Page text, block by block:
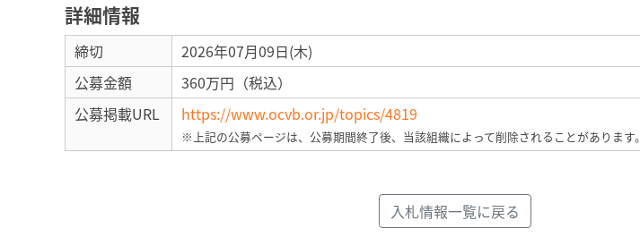
詳細情報
締切
2026年07月09日(木)
公募金額
360万円（税込）
公募掲載URL
https://www.ocvb.or.jp/topics/4819
※上記の公募ページは、公募期間終了後、当該組織によって削除されることがあります。
入札情報一覧に戻る